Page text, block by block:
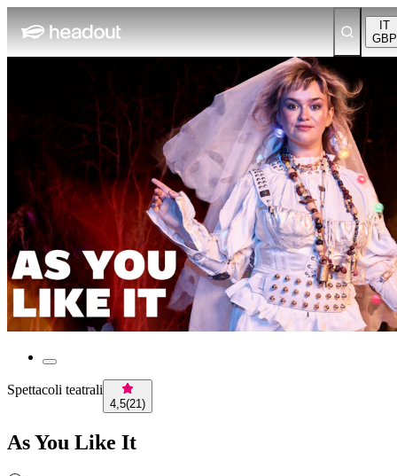
IT
GBP
Spettacoli teatrali
4,5(21)
As You Like It